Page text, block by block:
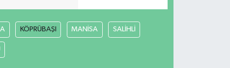
KÖPRÜBAŞI MANİSA SALİHLİ